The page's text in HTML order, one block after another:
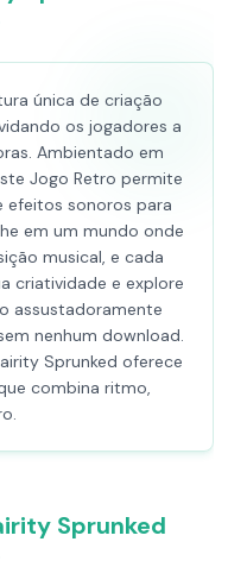
única de criação
os jogadores a
Ambientado em
Jogo Retro permite
efeitos sonoros para
em um mundo onde
musical, e cada
criatividade e explore
assustadoramente
nenhum download.
Sprunked oferece
combina ritmo,
Sprunked